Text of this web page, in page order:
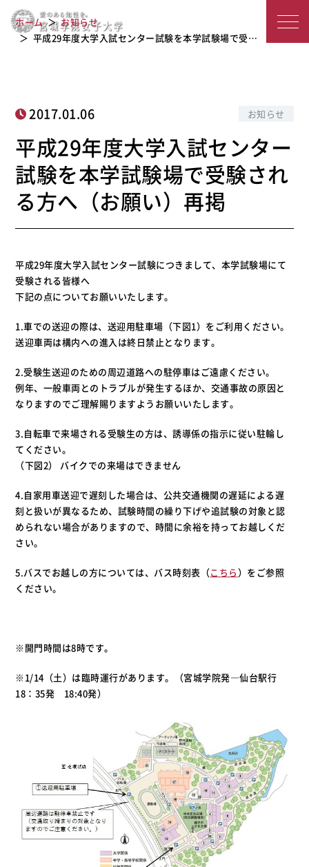
城
子
大
学
学試験場で受験される方へ（お願い）
再掲
ホーム
お知らせ
平成29年度大学入試センター試験を本学試験場で受…
2017.01.06 お知らせ
平成29年度大学入試センター
試験を本学試験場で受験され
る方へ（お願い）再掲
平成29年度大学入試センター試験につきまして、本学試験場にて
受験される皆様へ
下記の点についてお願いいたします。
1.車での送迎の際は、送迎用駐車場（下図1）をご利用ください。
送迎車両は構内への進入は終日禁止となります。
2.受験生送迎のための周辺道路への駐停車はご遠慮ください。
例年、一般車両とのトラブルが発生するほか、交通事故の原因と
なりますのでご理解賜りますようお願いいたします。
3.自転車で来場される受験生の方は、誘導係の指示に従い駐輪し
てください。
（下図2） バイクでの来場はできません
4.自家用車送迎で遅刻した場合は、公共交通機関の遅延による遅
刻と扱いが異なるため、試験時間の繰り下げや追試験の対象と認
められない場合がありますので、時間に余裕を持ってお越しくだ
さい。
5.バスでお越しの方については、バス時刻表（こちら）をご参照
ください。
※開門時間は8時です。
※1/14（土）は臨時運行があります。（宮城学院発―仙台駅行
18：35発 18:40発）